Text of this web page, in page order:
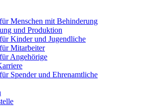
Menschen mit Behinderung
und Produktion
Kinder und Jugendliche
Mitarbeiter
Angehörige
Spender und Ehrenamtliche